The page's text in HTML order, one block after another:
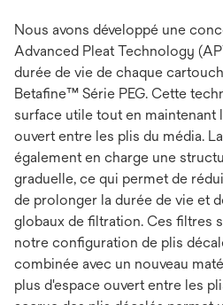
Nous avons développé une
Advanced Pleat Technology
durée de vie de chaque
Betafine™ Série PEG. Cette
surface utile tout en maintenant
ouvert entre les plis du média.
également en charge une
graduelle, ce qui permet de
de prolonger la durée de vie et
globaux de filtration. Ces filtres
notre configuration de plis
combinée avec un nouveau
plus d'espace ouvert entre les